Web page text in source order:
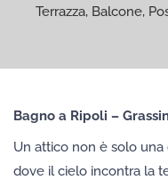
Terrazza, Balcone,
Bagno a Ripoli –
Un attico non è solo
dove il cielo incontra la